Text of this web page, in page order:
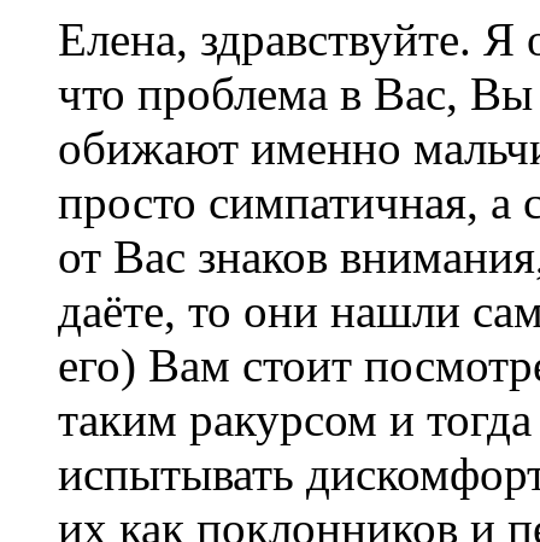
Елена, здравствуйте.
что проблема в Вас,
обижают именно
просто симпатичная, а
от Вас знаков
даёте, то они нашли
его) Вам стоит
таким ракурсом и
испытывать
их как поклонников и